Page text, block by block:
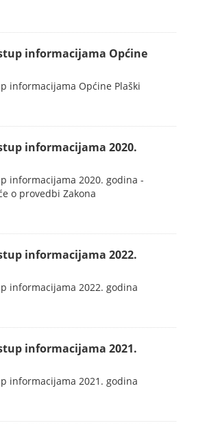
informacijama Općine
informacijama Općine Plaški
informacijama 2020.
informacijama 2020. godina -
o provedbi Zakona
informacijama 2022.
informacijama 2022. godina
informacijama 2021.
informacijama 2021. godina